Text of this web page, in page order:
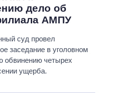
дело об
АМПУ
суд провел
заседание в уголовном
обвинению четырех
ущерба.